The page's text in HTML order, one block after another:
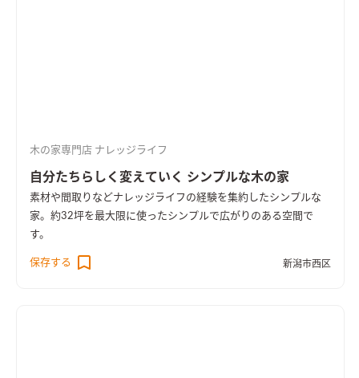
木の家専門店 ナレッジライフ
自分たちらしく変えていく シンプルな木の家
素材や間取りなどナレッジライフの経験を集約したシンプルな
家。約32坪を最大限に使ったシンプルで広がりのある空間で
す。
保存する 新潟市西区